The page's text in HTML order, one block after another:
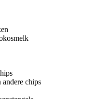
andere chips